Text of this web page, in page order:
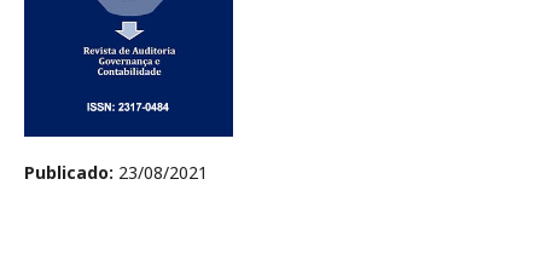
Publicado: 23/08/2021